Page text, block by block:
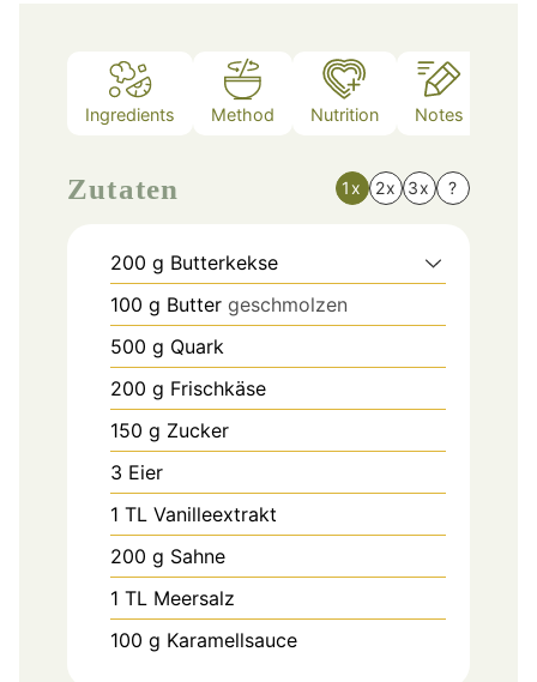
Ingredients Method Nutrition Notes
Zutaten 1x 2x 3x ?
200 g Butterkekse
100 g Butter geschmolzen
500 g Quark
200 g Frischkäse
150 g Zucker
3 Eier
1 TL Vanilleextrakt
200 g Sahne
1 TL Meersalz
100 g Karamellsauce